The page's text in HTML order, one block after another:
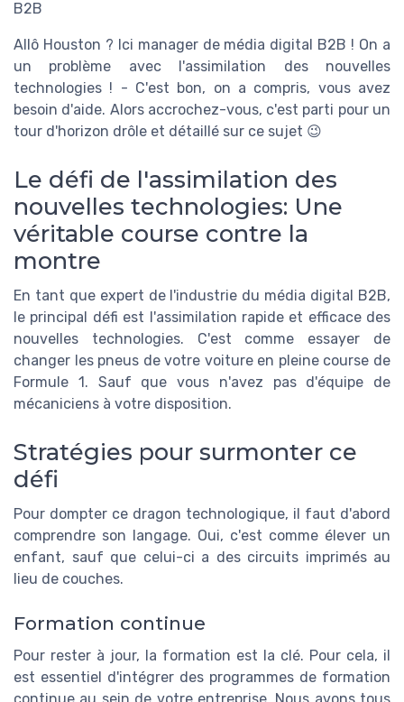
B2B
Allô Houston ? Ici manager de média digital B2B ! On a
un problème avec l'assimilation des nouvelles
technologies ! - C'est bon, on a compris, vous avez
besoin d'aide. Alors accrochez-vous, c'est parti pour un
tour d'horizon drôle et détaillé sur ce sujet 😉
Le défi de l'assimilation des
nouvelles technologies: Une
véritable course contre la
montre
En tant que expert de l'industrie du média digital B2B,
le principal défi est l'assimilation rapide et efficace des
nouvelles technologies. C'est comme essayer de
changer les pneus de votre voiture en pleine course de
Formule 1. Sauf que vous n'avez pas d'équipe de
mécaniciens à votre disposition.
Stratégies pour surmonter ce
défi
Pour dompter ce dragon technologique, il faut d'abord
comprendre son langage. Oui, c'est comme élever un
enfant, sauf que celui-ci a des circuits imprimés au
lieu de couches.
Formation continue
Pour rester à jour, la formation est la clé. Pour cela, il
est essentiel d'intégrer des programmes de formation